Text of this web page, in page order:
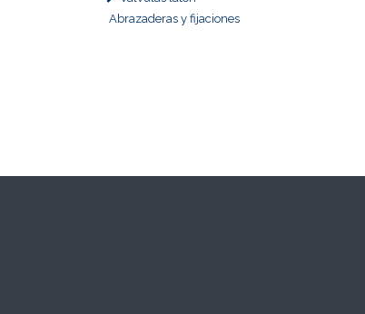
Abrazaderas y fijaciones